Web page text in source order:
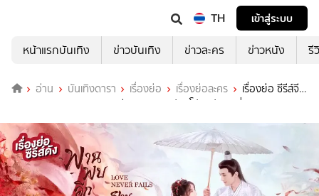
TH
เข้าสู่ระบบ
หน้าแรกบันเทิง
ข่าวบันเทิง ข่าวละคร ข่าวหนัง รี
อ่าน บันเทิงดารา เรื่องย่อ เรื่องย่อละคร
เรื่องย่อ ซีรีส์จีน
Love Never Fails พานพบอีกครายามบุปผาโปรยปราย ที่ TrueID